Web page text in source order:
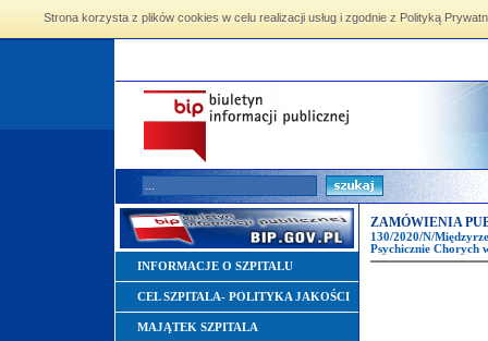
Strona korzysta z plików cookies w celu realizacji usług i zgodnie z Polityką
INFORMACJE O SZPITALU
CEL SZPITALA- POLITYKA JAKOŚCI
MAJĄTEK SZPITALA
ZAMÓWIENIA
130/2020/N/
Psychicznie Chorych